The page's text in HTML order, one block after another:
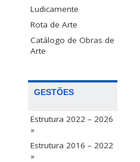
Ludicamente
Rota de Arte
Catálogo de Obras de
Arte
GESTÕES
Estrutura 2022 – 2026
»
Estrutura 2016 – 2022
»